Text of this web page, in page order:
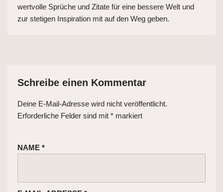
wertvolle Sprüche und Zitate für eine bessere Welt und
zur stetigen Inspiration mit auf den Weg geben.
Schreibe einen Kommentar
Deine E-Mail-Adresse wird nicht veröffentlicht.
Erforderliche Felder sind mit * markiert
NAME *